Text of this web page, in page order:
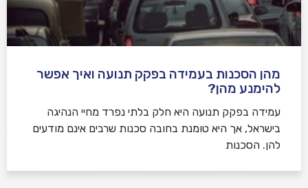
מהן הסכנות בעמידה בפקק תנועה ואיך אפשר
להימנע מהן?
עמידה בפקק תנועה היא חלק בלתי נפרד מחיי הנהיגה
בישראל, אך היא טומנת בחובה סכנות שרבים אינם מודעים
להן. הסכנות